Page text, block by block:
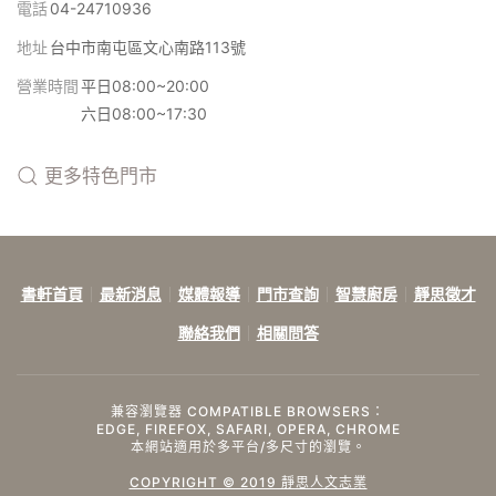
電話04-24710936
地址台中市南屯區文心南路113號
營業時間平日08:00~20:00
六日08:00~17:30
更多特色門市
書軒首頁 最新消息 媒體報導 門市查詢 智慧廚房 靜思徵才
聯絡我們 相關問答
兼容瀏覽器 COMPATIBLE BROWSERS：
EDGE, FIREFOX, SAFARI, OPERA, CHROME
本網站適用於多平台/多尺寸的瀏覽。
COPYRIGHT © 2019 靜思人文志業